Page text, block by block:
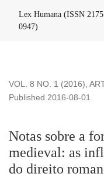
Lex Humana (ISSN
0947)
VOL. 8 NO. 1 (2016),
Notas sobre a
medieval: as
do direito
Published 2016-08-01